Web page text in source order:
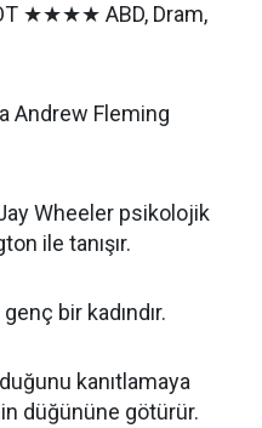
★★★★ ABD, Dram,
Andrew Fleming
Wheeler psikolojik
ile tanışır.
bir kadındır.
kanıtlamaya
düğününe götürür.